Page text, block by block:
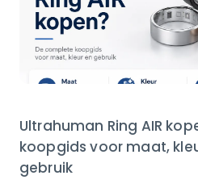
Ultrahuman Ring AIR
koopgids voor maat,
gebruik